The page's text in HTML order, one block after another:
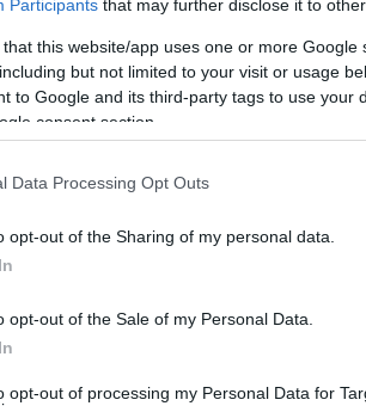
Participants that may further disclose it to
that this website/app uses one or more
but not limited to your visit or usage
to Google and its third-party tags to use your
consent section.
Data Processing Opt Outs
opt-out of the Sharing of my personal data.
opt-out of the Sale of my Personal Data.
opt-out of processing my Personal Data for
Na szép:
levél a KAN ellen
gyűlöletkeltés
eurovíziós résztvevőnyílt
Raffaelt a versenyre.